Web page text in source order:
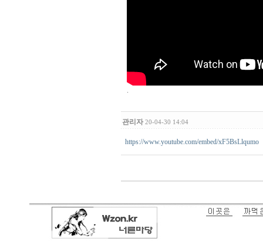
.
관리자 20-04-30 14:04
https://www.youtube.com/embed/xF5BsLlqumo